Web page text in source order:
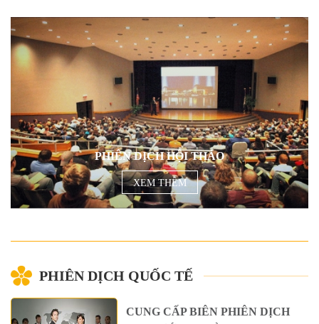
PHIÊN DỊCH HỘI THẢO
XEM THÊM
PHIÊN DỊCH QUỐC TẾ
CUNG CẤP BIÊN PHIÊN DỊCH